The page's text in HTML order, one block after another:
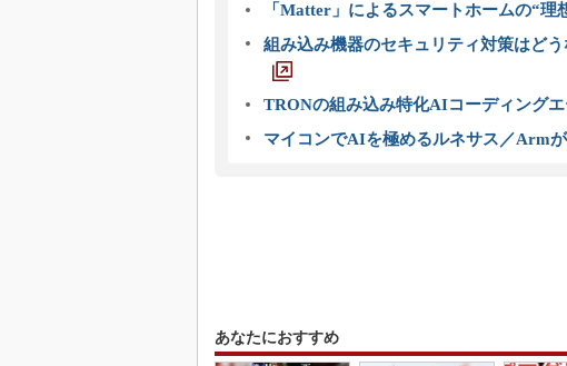
「Matter」によるスマートホームの“理
組み込み機器のセキュリティ対策はど
TRONの組み込み特化AIコーディング
マイコンでAIを極めるルネサス／Arm
あなたにおすすめ